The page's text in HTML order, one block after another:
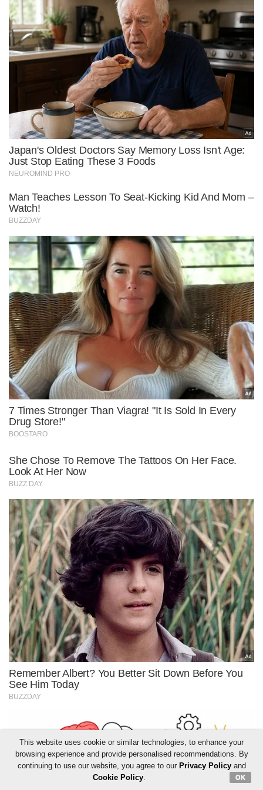
This website uses cookie or similar technologies, to enhance your
browsing experience and provide personalised recommendations. By
continuing to use our website, you agree to our Privacy Policyand
Cookie Policy. OK